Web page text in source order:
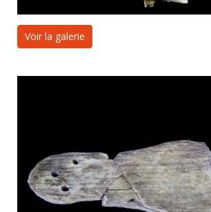
Voir la galerie